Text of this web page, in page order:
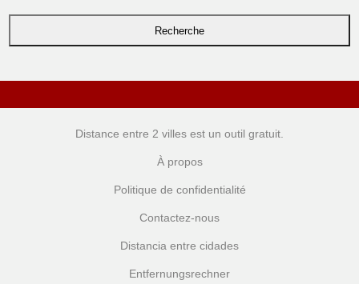
Distance entre 2 villes est un outil gratuit.
À propos
Politique de confidentialité
Contactez-nous
Distancia entre cidades
Entfernungsrechner